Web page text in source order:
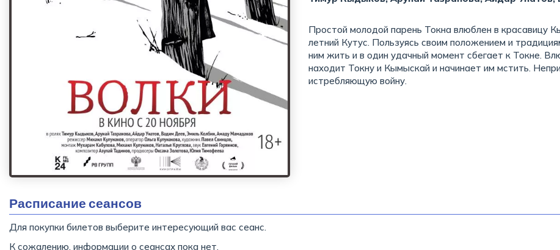
Простой молодой парень Токна влюблен в красавицу
летний Кутус. Пользуясь своим положением и
ним жить и в один удачный момент сбегает к Токне.
находит Токну и Кымыскай и начинает им мстить.
истребляющую войну.
Расписание сеансов
Для покупки билетов выберите интересующий вас сеанс.
К сожалению, информации о сеансах пока нет.